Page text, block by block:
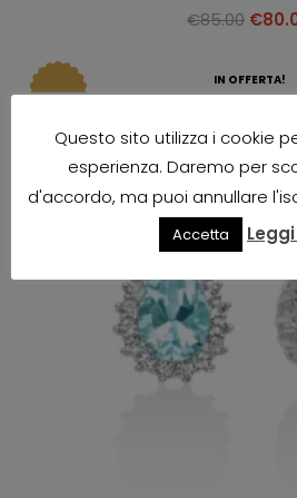
€85.00 €
IN OFFERTA!
Questo sito utilizza i cookie
esperienza. Daremo per
d'accordo, ma puoi annullare
Accetta